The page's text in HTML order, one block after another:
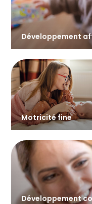
Développement
Motricité fine
Développement